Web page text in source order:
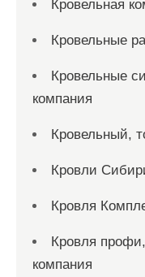
Кровельная
Кровельные
Кровельные
компания
Кровельный,
Кровли
Кровля
Кровля
компания